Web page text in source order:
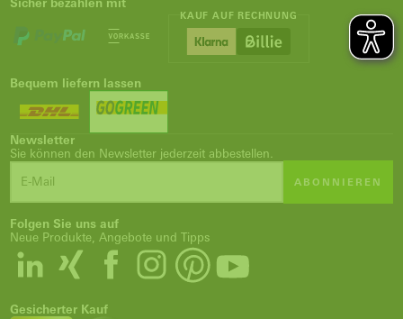
Sicher bezahlen mit
KAUF AUF RECHNUNG
Bequem liefern lassen
Newsletter
Sie können den Newsletter jederzeit abbestellen.
ABONNIEREN
Folgen Sie uns auf
Neue Produkte, Angebote und Tipps
Gesicherter Kauf